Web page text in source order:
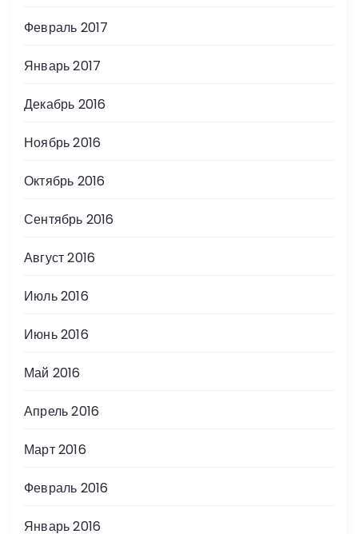
Февраль 2017
Январь 2017
Декабрь 2016
Ноябрь 2016
Октябрь 2016
Сентябрь 2016
Август 2016
Июль 2016
Июнь 2016
Май 2016
Апрель 2016
Март 2016
Февраль 2016
Январь 2016